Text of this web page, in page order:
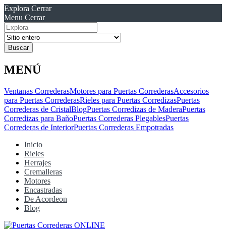
Explora Cerrar
Menu Cerrar
Resultados
para
MENÚ
Ventanas CorrederasMotores para Puertas CorrederasAccesorios
para Puertas CorrederasRieles para Puertas CorredizasPuertas
Correderas de CristalBlogPuertas Corredizas de MaderaPuertas
Corredizas para BañoPuertas Correderas PlegablesPuertas
Correderas de InteriorPuertas Correderas Empotradas
Inicio
Rieles
Herrajes
Cremalleras
Motores
Encastradas
De Acordeon
Blog